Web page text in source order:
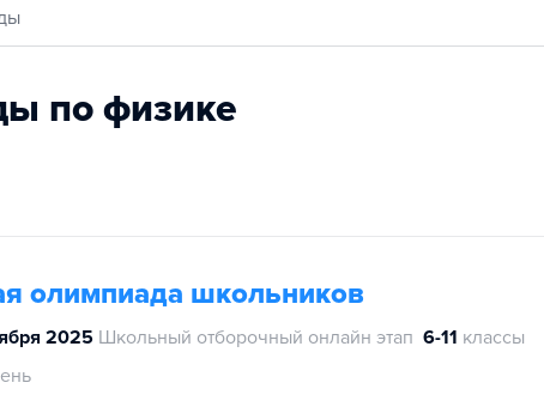
по физике
олимпиада школьников
2025 Школьный отборочный онлайн этап 6-11 классы